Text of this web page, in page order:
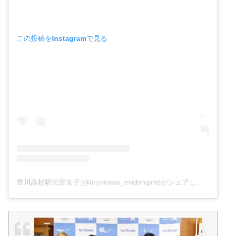
この投稿をInstagramで見る